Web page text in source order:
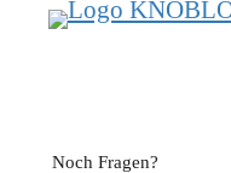
Noch Fragen?